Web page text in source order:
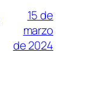
15 de
marzo
de 2024